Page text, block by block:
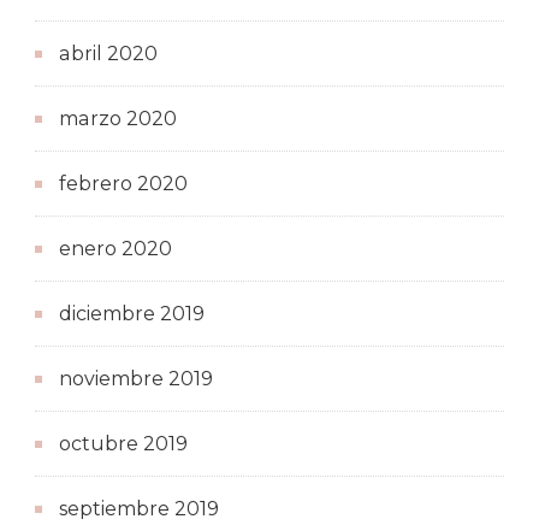
abril 2020
marzo 2020
febrero 2020
enero 2020
diciembre 2019
noviembre 2019
octubre 2019
septiembre 2019